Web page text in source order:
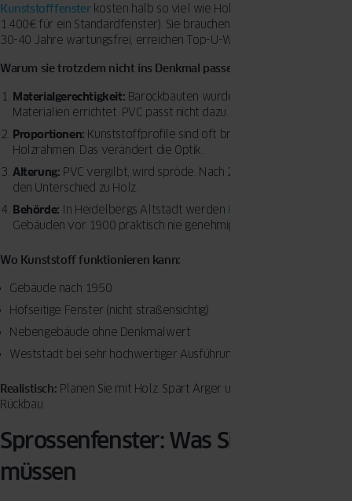
Kunststofffensterkosten halb so viel wie Holz (600-850€ statt 900-
1.400€ für ein Standardfenster). Sie brauchen keinen Anstrich, halten
30-40 Jahre wartungsfrei, erreichen Top-U-Werte.
Warum sie trotzdem nicht ins Denkmal passen:
Materialgerechtigkeit: Barockbauten wurden mit natürlichen
Materialien errichtet. PVC passt nicht dazu.
Proportionen: Kunststoffprofile sind oft breiter als historische
Holzrahmen. Das verändert die Optik.
Alterung: PVC vergilbt, wird spröde. Nach 20 Jahren sieht man
den Unterschied zu Holz.
Behörde: In Heidelbergs Altstadt werden Kunststofffenster
Gebäuden vor 1900 praktisch nie genehmigt.
Wo Kunststoff funktionieren kann:
Gebäude nach 1950
Hofseitige Fenster (nicht straßensichtig)
Nebengebäude ohne Denkmalwert
Weststadt bei sehr hochwertiger Ausführung
Realistisch: Planen Sie mit Holz. Spart Ärger und eventuellen
Rückbau.
Sprossenfenster: Was Sie wissen
müssen